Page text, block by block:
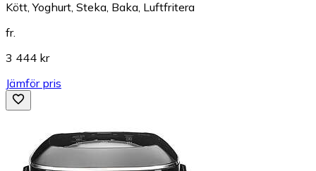
Kött, Yoghurt, Steka, Baka, Luftfritera
fr.
3 444 kr
Jämför pris